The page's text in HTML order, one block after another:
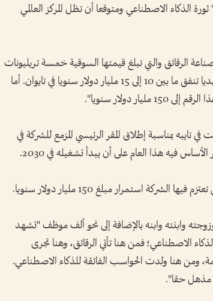
ثورة الذكاء الاصطناعي ومتوقعا أن تظل المركز العالمي
الرقائق والتي تبلغ قيمتها السوقية خمسة تريليونات
دولار "قبل أربع أو خمس سنوات، كانت ‌إنفيديا تنفق ما بين 10 إلى 15 مليار دولار سنويا في ‌تايوان. أما
بمناسبة إطلاق ​المقر الرئيسي ‌المزمع للشركة ​في
فيه هذا العام على أن يبدأ ​تشغيله ⁠في 2030.
استمرار مبلغ 150 ⁠مليار دولار سنويا.
وابنته وابنه بالإضافة إلى نحو ألف موظف "تشهد
الاصطناعي؛ فمن هنا تأتي الرقائق، وهنا تجرى
ومن هنا ولدت الحواسب الفائقة للذكاء الاصطناعي.
​مذهل حقا".